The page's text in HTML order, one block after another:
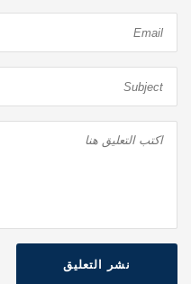
نشر التعليق